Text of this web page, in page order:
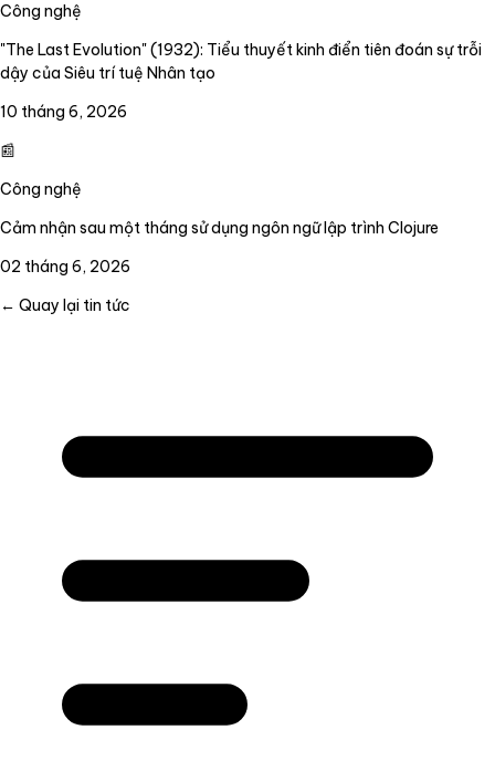
Công nghệ
"The Last Evolution" (1932): Tiểu thuyết kinh điển tiên đoán sự trỗi
dậy của Siêu trí tuệ Nhân tạo
10 tháng 6, 2026
📰
Công nghệ
Cảm nhận sau một tháng sử dụng ngôn ngữ lập trình Clojure
02 tháng 6, 2026
← Quay lại tin tức